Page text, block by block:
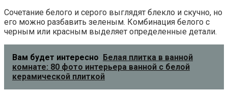
Сочетание белого и серого выглядят блекло и скучно, но
его можно разбавить зеленым. Комбинация белого с
черным или красным выделяет определенные детали.
Вам будет интересно Белая плитка в ванной
комнате: 80 фото интерьера ванной с белой
керамической плиткой